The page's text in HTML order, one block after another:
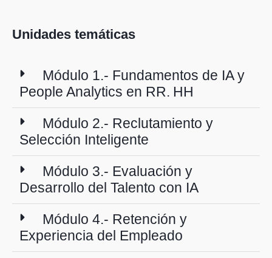
Unidades temáticas
Módulo 1.- Fundamentos de IA y
People Analytics en RR. HH
Módulo 2.- Reclutamiento y
Selección Inteligente
Módulo 3.- Evaluación y
Desarrollo del Talento con IA
Módulo 4.- Retención y
Experiencia del Empleado